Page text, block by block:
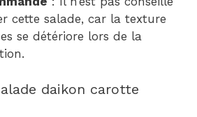
cette salade, car la texture
se détériore lors de la
daikon carotte